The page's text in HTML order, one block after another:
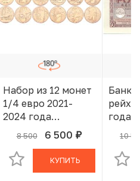
Набор из 12 монет
1/4 евро 2021-
2024 года
Франция «XXXIII
летние
Олимпийские игры
в Париже 2024
8 500 6 500 руб.
В КОРЗИНЕ
КУПИТЬ
года
силы
10